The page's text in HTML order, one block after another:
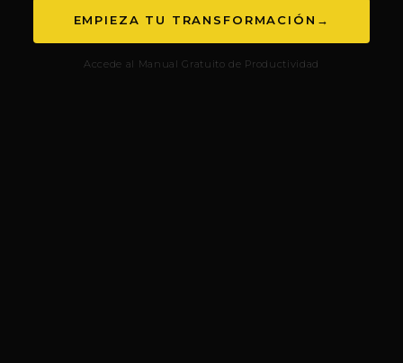
EMPIEZA TU TRANSFORMACIÓN →
Accede al Manual Gratuito de Productividad